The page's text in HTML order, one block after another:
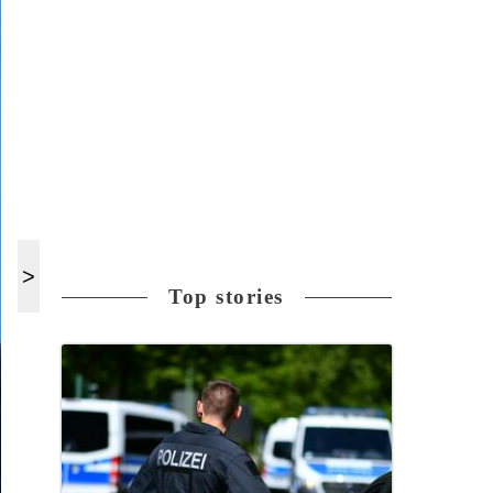
Top stories